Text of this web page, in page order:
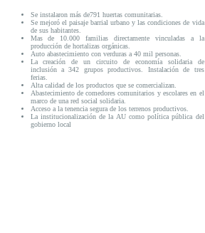
Se instalaron más de791 huertas comunitarias.
Se mejoró el paisaje barrial urbano y las condiciones de vida
de sus habitantes.
Mas de 10.000 familias directamente vinculadas a la
producción de hortalizas orgánicas.
Auto abastecimiento con verduras a 40 mil personas.
La creación de un circuito de economía solidaria de
inclusión a 342 grupos productivos. Instalación de tres
ferias.
Alta calidad de los productos que se comercializan.
Abastecimiento de comedores comunitarios y escolares en el
marco de una red social solidaria.
Acceso a la tenencia segura de los terrenos productivos.
La institucionalización de la AU como política pública del
gobierno local